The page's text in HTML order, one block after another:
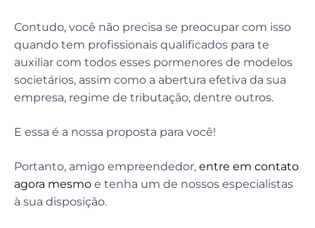
Contudo, você não precisa se preocupar com isso
quando tem profissionais qualificados para te
auxiliar com todos esses pormenores de modelos
societários, assim como a abertura efetiva da sua
empresa, regime de tributação, dentre outros.
E essa é a nossa proposta para você!
Portanto, amigo empreendedor, entre em contato
agora mesmo e tenha um de nossos especialistas
à sua disposição.